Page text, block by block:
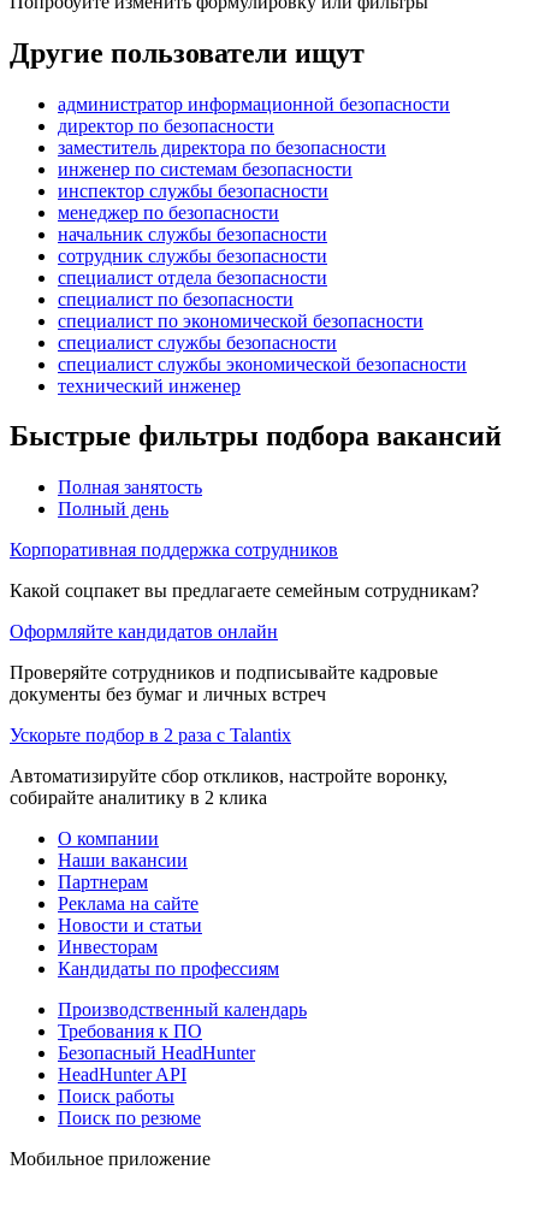
Другие пользователи ищут
администратор информационной безопасности
директор по безопасности
заместитель директора по безопасности
инженер по системам безопасности
инспектор службы безопасности
менеджер по безопасности
начальник службы безопасности
сотрудник службы безопасности
специалист отдела безопасности
специалист по безопасности
специалист по экономической безопасности
специалист службы безопасности
специалист службы экономической безопасности
технический инженер
Быстрые фильтры подбора вакансий
Полная занятость
Полный день
Корпоративная поддержка сотрудников
Какой соцпакет вы предлагаете семейным сотрудникам?
Оформляйте кандидатов онлайн
Проверяйте сотрудников и подписывайте кадровые
документы без бумаг и личных встреч
Ускорьте подбор в 2 раза с Talantix
Автоматизируйте сбор откликов, настройте воронку,
собирайте аналитику в 2 клика
О компании
Наши вакансии
Партнерам
Реклама на сайте
Новости и статьи
Инвесторам
Кандидаты по профессиям
Производственный календарь
Требования к ПО
Безопасный HeadHunter
HeadHunter API
Поиск работы
Поиск по резюме
Мобильное приложение